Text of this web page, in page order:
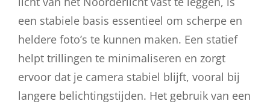
een stabiele basis essentieel om scherpe en
heldere foto’s te kunnen maken. Een statief
helpt trillingen te minimaliseren en zorgt
ervoor dat je camera stabiel blijft, vooral bij
langere belichtingstijden. Het gebruik van een